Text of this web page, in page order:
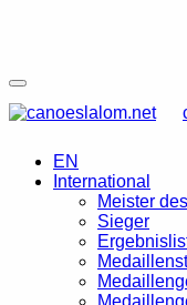
EN
International
Meister
Sieger